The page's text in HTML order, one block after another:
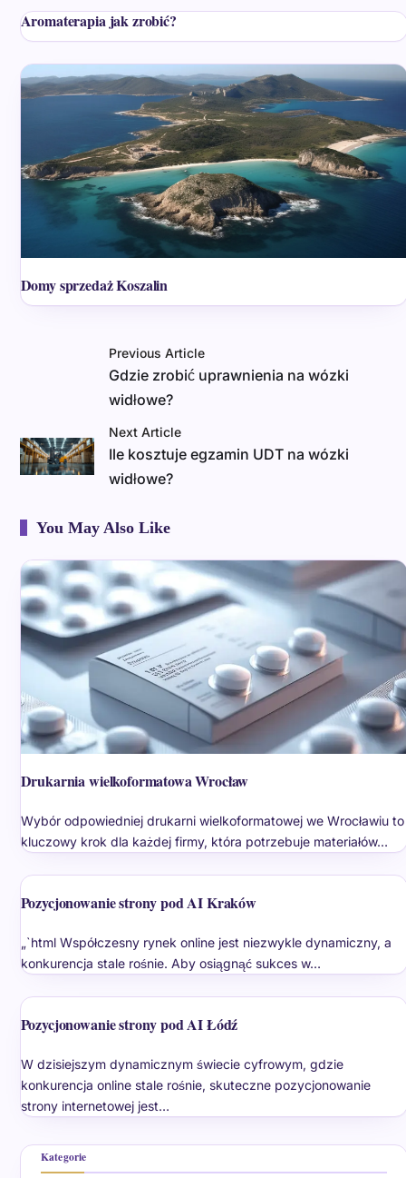
Aromaterapia jak zrobić?
Domy sprzedaż Koszalin
Previous Article
Gdzie zrobić uprawnienia na wózki
widłowe?
Next Article
Ile kosztuje egzamin UDT na wózki
widłowe?
You May Also Like
Drukarnia wielkoformatowa Wrocław
Wybór odpowiedniej drukarni wielkoformatowej we Wrocławiu to
kluczowy krok dla każdej firmy, która potrzebuje materiałów…
Pozycjonowanie strony pod AI Kraków
„`html Współczesny rynek online jest niezwykle dynamiczny, a
konkurencja stale rośnie. Aby osiągnąć sukces w…
Pozycjonowanie strony pod AI Łódź
W dzisiejszym dynamicznym świecie cyfrowym, gdzie
konkurencja online stale rośnie, skuteczne pozycjonowanie
strony internetowej jest…
Kategorie